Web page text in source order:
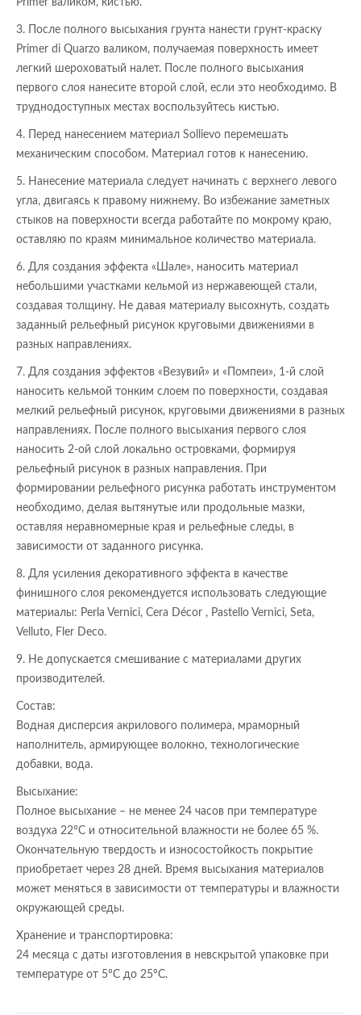
Primer валиком, кистью.
3. После полного высыхания грунта нанести грунт-краску
Primer di Quarzo валиком, получаемая поверхность имеет
легкий шероховатый налет. После полного высыхания
первого слоя нанесите второй слой, если это необходимо. В
труднодоступных местах воспользуйтесь кистью.
4. Перед нанесением материал Sollievo перемешать
механическим способом. Материал готов к нанесению.
5. Нанесение материала следует начинать с верхнего левого
угла, двигаясь к правому нижнему. Во избежание заметных
стыков на поверхности всегда работайте по мокрому краю,
оставляю по краям минимальное количество материала.
6. Для создания эффекта «Шале», наносить материал
небольшими участками кельмой из нержавеющей стали,
создавая толщину. Не давая материалу высохнуть, создать
заданный рельефный рисунок круговыми движениями в
разных направлениях.
7. Для создания эффектов «Везувий» и «Помпеи», 1-й слой
наносить кельмой тонким слоем по поверхности, создавая
мелкий рельефный рисунок, круговыми движениями в разных
направлениях. После полного высыхания первого слоя
наносить 2-ой слой локально островками, формируя
рельефный рисунок в разных направления. При
формировании рельефного рисунка работать инструментом
необходимо, делая вытянутые или продольные мазки,
оставляя неравномерные края и рельефные следы, в
зависимости от заданного рисунка.
8. Для усиления декоративного эффекта в качестве
финишного слоя рекомендуется использовать следующие
материалы: Perla Vernici, Cera Décor , Pastello Vernici, Seta,
Velluto, Fler Deco.
9. Не допускается смешивание с материалами других
производителей.
Состав:
Водная дисперсия акрилового полимера, мраморный
наполнитель, армирующее волокно, технологические
добавки, вода.
Высыхание:
Полное высыхание – не менее 24 часов при температуре
воздуха 22°С и относительной влажности не более 65 %.
Окончательную твердость и износостойкость покрытие
приобретает через 28 дней. Время высыхания материалов
может меняться в зависимости от температуры и влажности
окружающей среды.
Хранение и транспортировка:
24 месяца с даты изготовления в невскрытой упаковке при
температуре от 5ºС до 25ºС.